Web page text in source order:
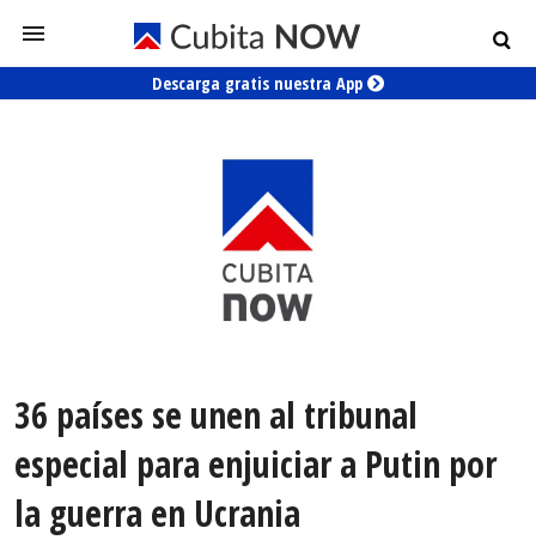
Descarga gratis nuestra App
36 países se unen al tribunal
especial para enjuiciar a Putin por
la guerra en Ucrania